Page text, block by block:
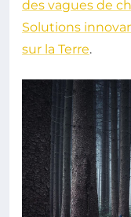
des vagues de
Solutions
sur la Terre.